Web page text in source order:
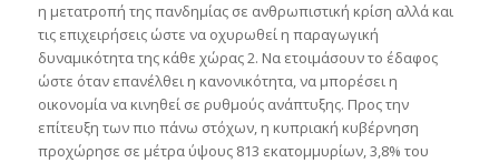
η μετατροπή της πανδημίας σε ανθρωπιστική κρίση αλλά και
τις επιχειρήσεις ώστε να οχυρωθεί η παραγωγική
δυναμικότητα της κάθε χώρας 2. Να ετοιμάσουν το έδαφος
ώστε όταν επανέλθει η κανονικότητα, να μπορέσει η
οικονομία να κινηθεί σε ρυθμούς ανάπτυξης. Προς την
επίτευξη των πιο πάνω στόχων, η κυπριακή κυβέρνηση
προχώρησε σε μέτρα ύψους 813 εκατομμυρίων, 3,8% του